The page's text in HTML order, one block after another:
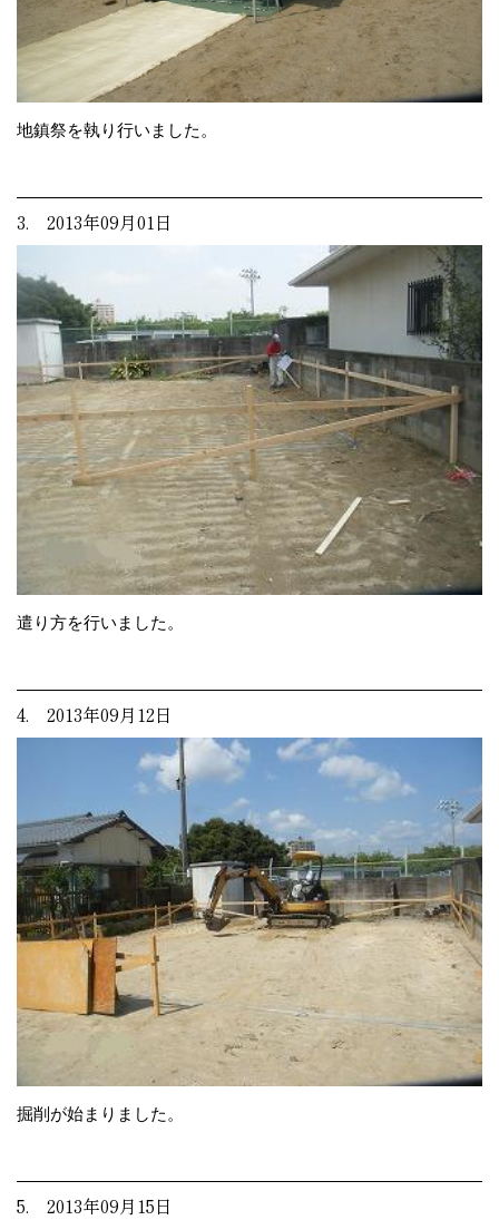
地鎮祭を執り行いました。
3. 2013年09月01日
遣り方を行いました。
4. 2013年09月12日
掘削が始まりました。
5. 2013年09月15日